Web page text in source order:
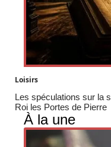
Loisirs
Les spéculations sur la
Roi les Portes de Pierre
À la une